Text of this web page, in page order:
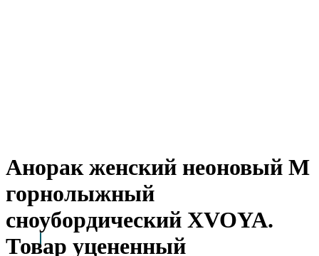
Анорак женский неоновый M
горнолыжный
сноубордический XVOYA.
Товар уцененный